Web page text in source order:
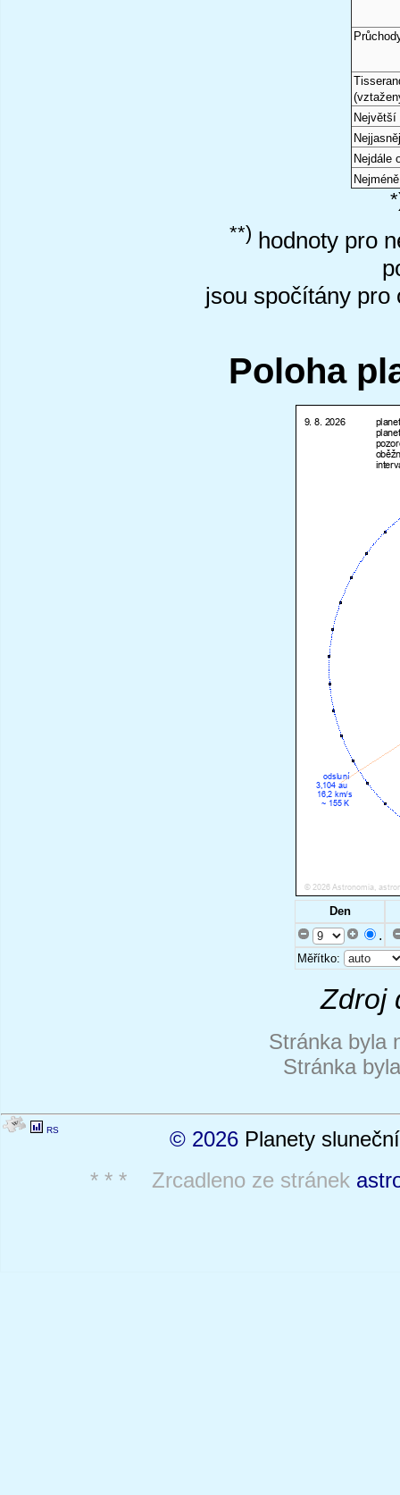
Nejdále
**) hodnoty pro
jsou spočítány pro
Poloha
Den
.
Měřítko:
Zdroj
Stránka byla
Stránka
RS © 2026 Planety
* * * Zrcadleno ze stránek